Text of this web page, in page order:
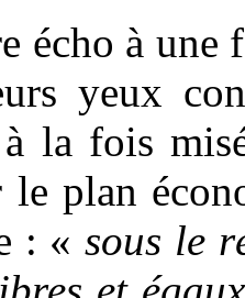
écho à
yeux
la fois
le plan
: «sous le